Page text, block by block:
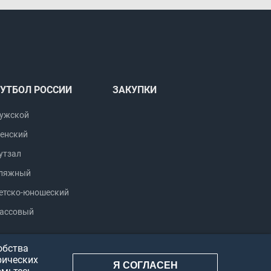
РОССИИ
юношеский
ЗАКУПКИ
Я СОГЛАСЕН